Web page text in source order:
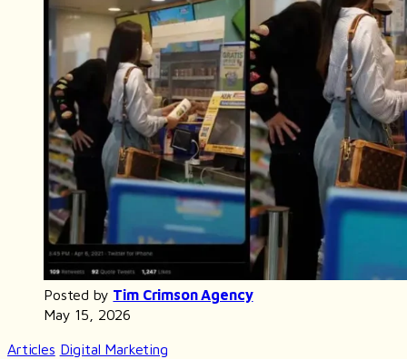
Posted by Tim Crimson Agency
May 15, 2026
Articles Digital Marketing